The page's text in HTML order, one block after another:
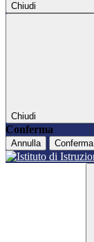
Chiudi
Chiudi
Conferma
Annulla Conferma